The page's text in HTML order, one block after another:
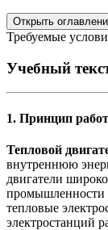
Открыть
Требуемые
Учебный
1. Принцип
Тепловой
внутреннюю
двигатели
промышленности
тепловые
электростанций